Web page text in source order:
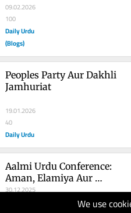
We use
09.02.2026
100
Daily Urdu
(Blogs)
Peoples Party Aur Dakhli
Jamhuriat
19.01.2026
40
Daily Urdu
Aalmi Urdu Conference:
Aman, Elamiya Aur
Khamoshi Ki Siasat
30.12.2025